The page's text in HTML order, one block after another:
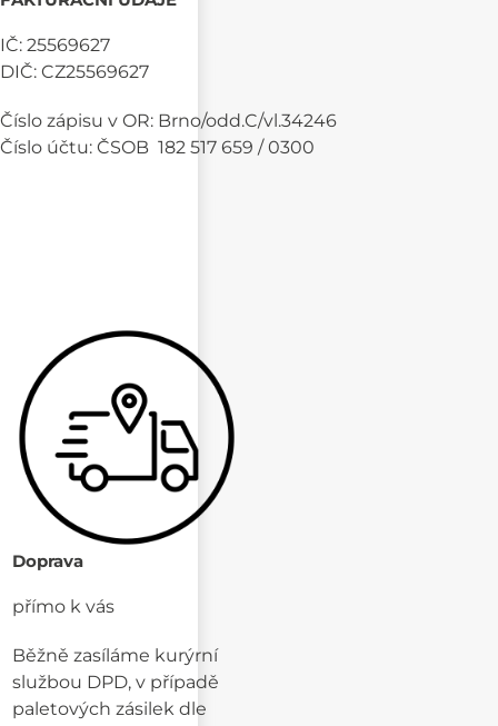
IČ: 25569627
DIČ: CZ25569627
Číslo zápisu v OR: Brno/odd.C/vl.34246
Číslo účtu: ČSOB 182 517 659 / 0300
Doprava
přímo k vás
Běžně zasíláme kurýrní
službou DPD, v případě
paletových zásilek dle